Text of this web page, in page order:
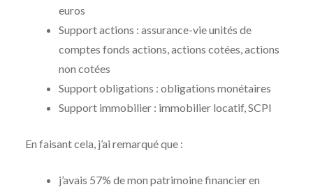
euros
Support actions : assurance-vie unités de
comptes fonds actions, actions cotées, actions
non cotées
Support obligations : obligations monétaires
Support immobilier : immobilier locatif, SCPI
En faisant cela, j’ai remarqué que :
j’avais 57% de mon patrimoine financier en